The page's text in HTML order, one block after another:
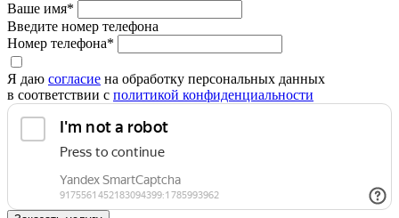
Ваше имя*
Введите номер телефона
Номер телефона*
Я даю согласие на обработку персональных данных
в соответствии с политикой конфиденциальности